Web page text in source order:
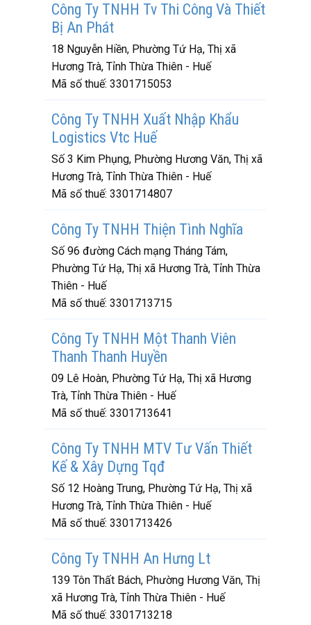
Công Ty TNHH Tv Thi Công Và Thiết
Bị An Phát
18 Nguyễn Hiền, Phường Tứ Hạ, Thị xã
Hương Trà, Tỉnh Thừa Thiên - Huế
Mã số thuế: 3301715053
Công Ty TNHH Xuất Nhập Khẩu
Logistics Vtc Huế
Số 3 Kim Phụng, Phường Hương Văn, Thị xã
Hương Trà, Tỉnh Thừa Thiên - Huế
Mã số thuế: 3301714807
Công Ty TNHH Thiện Tình Nghĩa
Số 96 đường Cách mạng Tháng Tám,
Phường Tứ Hạ, Thị xã Hương Trà, Tỉnh Thừa
Thiên - Huế
Mã số thuế: 3301713715
Công Ty TNHH Một Thanh Viên
Thanh Thanh Huyền
09 Lê Hoàn, Phường Tứ Hạ, Thị xã Hương
Trà, Tỉnh Thừa Thiên - Huế
Mã số thuế: 3301713641
Công Ty TNHH MTV Tư Vấn Thiết
Kế & Xây Dựng Tqđ
Số 12 Hoàng Trung, Phường Tứ Hạ, Thị xã
Hương Trà, Tỉnh Thừa Thiên - Huế
Mã số thuế: 3301713426
Công Ty TNHH An Hưng Lt
139 Tôn Thất Bách, Phường Hương Văn, Thị
xã Hương Trà, Tỉnh Thừa Thiên - Huế
Mã số thuế: 3301713218